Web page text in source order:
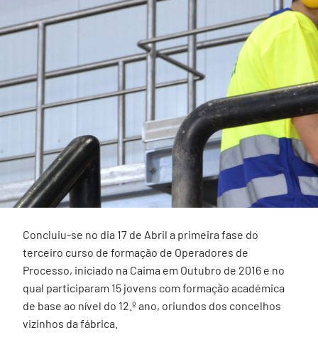
Concluiu-se no dia 17 de Abril a primeira fase do
terceiro curso de formação de Operadores de
Processo, iniciado na Caima em Outubro de 2016 e no
qual participaram 15 jovens com formação académica
de base ao nível do 12.º ano, oriundos dos concelhos
vizinhos da fábrica.